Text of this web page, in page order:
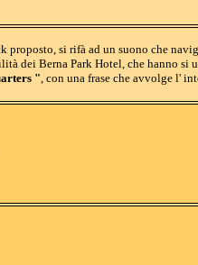
si rifà ad un suono che
dei Berna Park Hotel, che hanno
", con una frase che avvolge l'